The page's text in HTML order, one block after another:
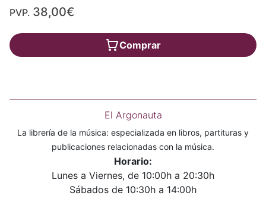
PVP. 38,00€
Comprar
El Argonauta
La librería de la música: especializada en libros, partituras y
publicaciones relacionadas con la música.
Horario:
Lunes a Viernes, de 10:00h a 20:30h
Sábados de 10:30h a 14:00h